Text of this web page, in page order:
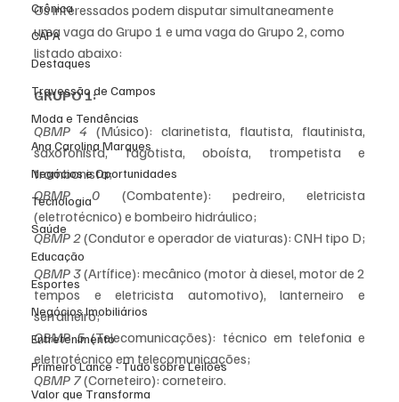
Crônica
CAPA
Destaques
Travessão de Campos
Moda e Tendências
Ana Carolina Marques
Negócios e Oportunidades
Tecnologia
Saúde
Educação
Esportes
Negócios Imobiliários
Entretenimento
Primeiro Lance - Tudo sobre Leilões
Valor que Transforma
Os interessados podem disputar simultaneamente
uma vaga do Grupo 1 e uma vaga do Grupo 2, como
listado abaixo:
GRUPO 1:
QBMP 4 (Músico): clarinetista, flautista, flautinista,
saxofonista, fagotista, oboísta, trompetista e
trombonista;
QBMP 0 (Combatente): pedreiro, eletricista
(eletrotécnico) e bombeiro hidráulico;
QBMP 2 (Condutor e operador de viaturas): CNH tipo D;
QBMP 3 (Artífice): mecânico (motor à diesel, motor de 2
tempos e eletricista automotivo), lanterneiro e
serralheiro;
QBMP 5 (Telecomunicações): técnico em telefonia e
eletrotécnico em telecomunicações;
QBMP 7 (Corneteiro): corneteiro.